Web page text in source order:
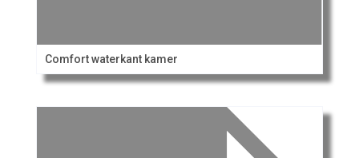
Comfort waterkant kamer